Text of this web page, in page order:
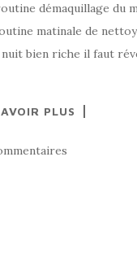
démaquillage du
matinale de
bien riche il faut
PLUS